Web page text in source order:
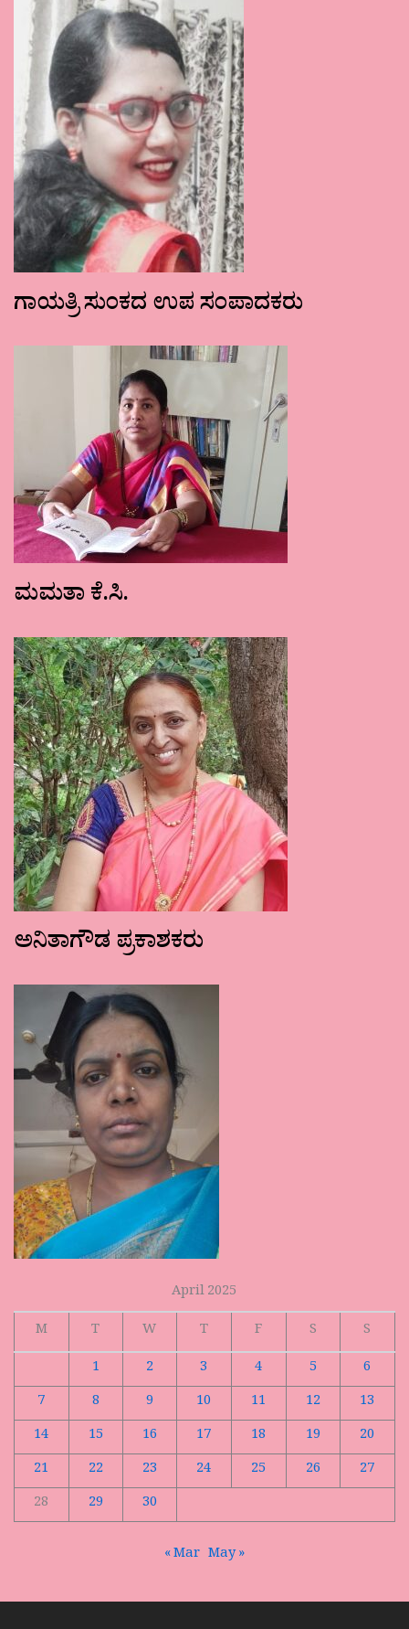
ಗಾಯತ್ರಿ ಸುಂಕದ ಉಪ ಸಂಪಾದಕರು
ಮಮತಾ ಕೆ.ಸಿ.
ಅನಿತಾಗೌಡ ಪ್ರಕಾಶಕರು
April 2025
M
T W T F S
S
1
2 3 4 5
6
7
8 9 10 11 12
13
14
15 16 17 18 19
20
21
22 23 24 25 26
27
28
29 30
« Mar May »